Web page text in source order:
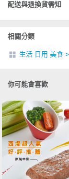
配送與退換貨需知
相關分類
生活 日用 美食 >
你可能會喜歡